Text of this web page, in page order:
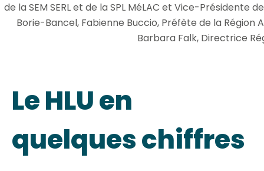
de la SEM SERL et de la SPL MéLAC et Vice-
Borie-Bancel, Fabienne Buccio, Préfète de la Région
Barbara Falk, Directrice
Le HLU en
quelques chiffres